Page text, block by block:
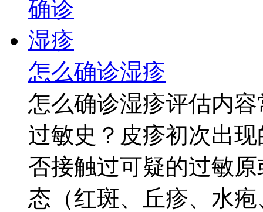
怎么确诊湿疹
怎么确诊湿疹评估内
过敏史？皮疹初次出
否接触过可疑的过敏
态（红斑、丘疹、水